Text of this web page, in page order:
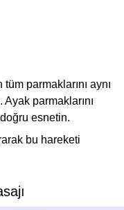
parmaklarını aynı
parmaklarını
esnetin.
bu hareketi